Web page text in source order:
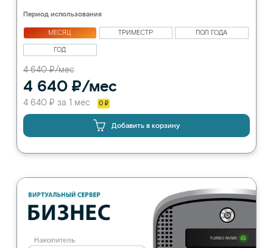
Период использования
МЕСЯЦ ТРИМЕСТР
ПОЛ ГОДА
ГОД
4 640 ₽/мес
4 640 ₽/мес
4 640 ₽ за 1 мес 0 ₽
Добавить в корзину